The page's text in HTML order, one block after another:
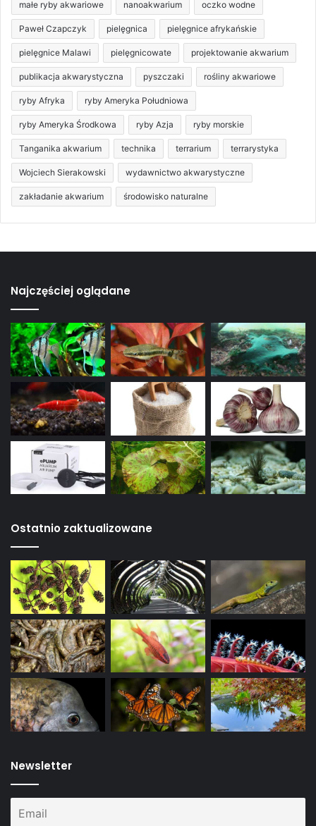
małe ryby akwariowe nanoakwarium oczko wodne
Paweł Czapczyk pielęgnica pielęgnice afrykańskie
pielęgnice Malawi pielęgnicowate projektowanie akwarium
publikacja akwarystyczna pyszczaki rośliny akwariowe
ryby Afryka ryby Ameryka Południowa
ryby Ameryka Środkowa ryby Azja ryby morskie
Tanganika akwarium technika terrarium terrarystyka
Wojciech Sierakowski wydawnictwo akwarystyczne
zakładanie akwarium środowisko naturalne
Najczęściej oglądane
Ostatnio zaktualizowane
Newsletter